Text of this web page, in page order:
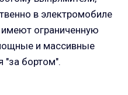
в электромобиле
ограниченную
и массивные
"за бортом".